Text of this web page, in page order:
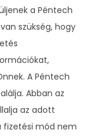
a Péntech
szükség, hogy
A Péntech
Abban az
az adott
fizetési mód nem